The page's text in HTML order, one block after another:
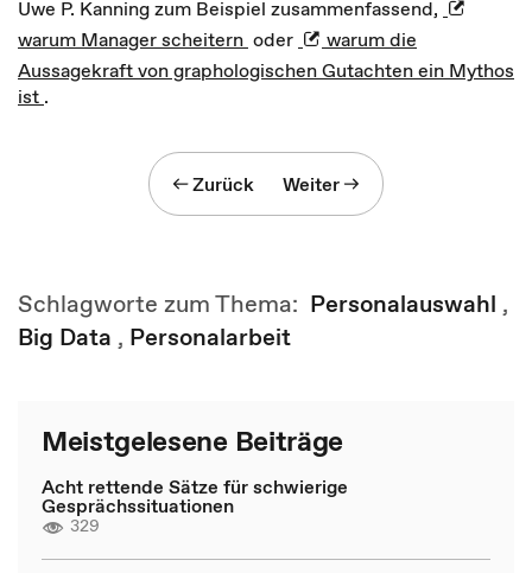
Uwe P. Kanning zum Beispiel zusammenfassend,
warum Manager scheitern oder
warum die
Aussagekraft von graphologischen Gutachten ein Mythos
ist .
Zurück Weiter
Schlagworte zum Thema: Personalauswahl ,
Big Data , Personalarbeit
Meistgelesene Beiträge
Acht rettende Sätze für schwierige
Gesprächssituationen
329